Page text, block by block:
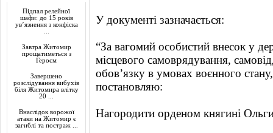
Підпал релейної
шафи: до 15 років
ув’язнення з конфіска
Завтра Житомир
прощатиметься з
Героєм
Завершено
розслідування вибухів
біля Житомира влітку
20 ...
Внаслідок ворожої
атаки на Житомир є
загиблі та постраж ...
У документі зазначається:
“За вагомий особистий внесок у
місцевого самоврядування,
обов’язку в умовах воєнного
постановляю:
Нагородити орденом княгині Ольги